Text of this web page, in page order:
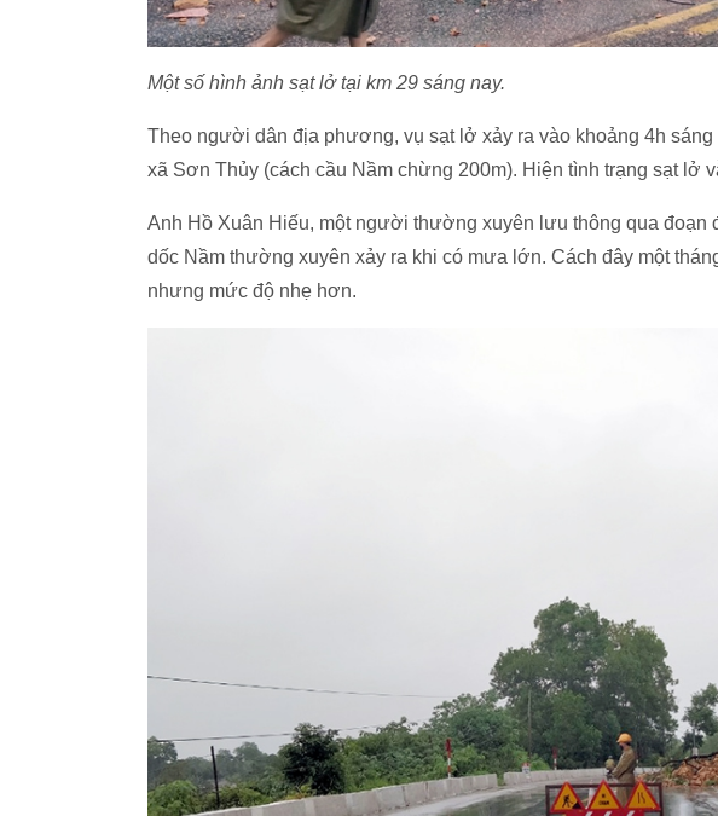
Một số hình ảnh sạt lở tại km 29 sáng nay.
Theo người dân địa phương, vụ sạt lở xảy ra vào khoảng 4h
xã Sơn Thủy (cách cầu Nầm chừng 200m). Hiện tình trạng sạt lở
Anh Hồ Xuân Hiếu, một người thường xuyên lưu thông qua đoạn
dốc Nầm thường xuyên xảy ra khi có mưa lớn. Cách đây một
nhưng mức độ nhẹ hơn.